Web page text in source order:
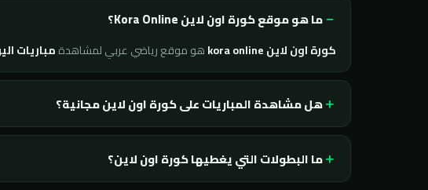
ما هو موقع كورة اون لاين Kora Online؟
كورة اون لاين kora online هو موقع رياضي عربي لمشاهدةمباريات
هل مشاهدة المباريات على كورة اون لاين مجانية؟
ما البطولات التي يغطيها كورة اون لاين؟